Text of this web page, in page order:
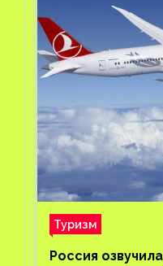
Туризм
Россия